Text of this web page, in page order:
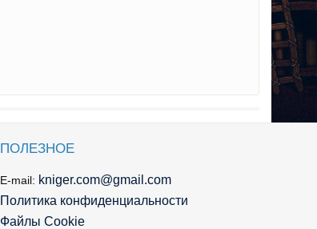
ПОЛЕЗНОЕ
E-mail: kniger.com@gmail.com
Политика конфиденциальности
Файлы Cookie